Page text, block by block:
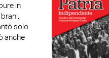
in
solo
anche